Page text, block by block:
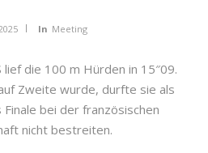
In Meeting
lief die 100 m Hürden in 15″09.
Zweite wurde, durfte sie als
bei der französischen
nicht bestreiten.